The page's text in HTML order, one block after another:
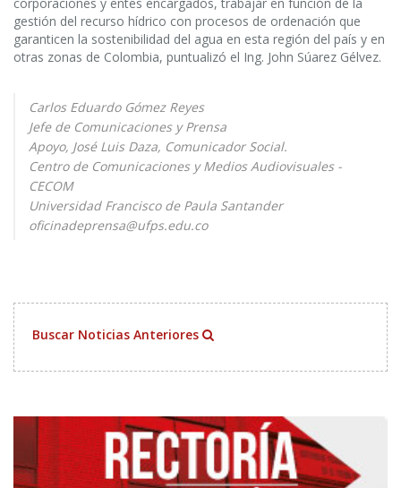
gestión del recurso hídrico con procesos de ordenación que
garanticen la sostenibilidad del agua en esta región del país y en
otras zonas de Colombia, puntualizó el Ing. John Súarez Gélvez.
Carlos Eduardo Gómez Reyes
Jefe de Comunicaciones y Prensa
Apoyo, José Luis Daza, Comunicador Social.
Centro de Comunicaciones y Medios Audiovisuales -
CECOM
Universidad Francisco de Paula Santander
oficinadeprensa@ufps.edu.co
Buscar Noticias Anteriores